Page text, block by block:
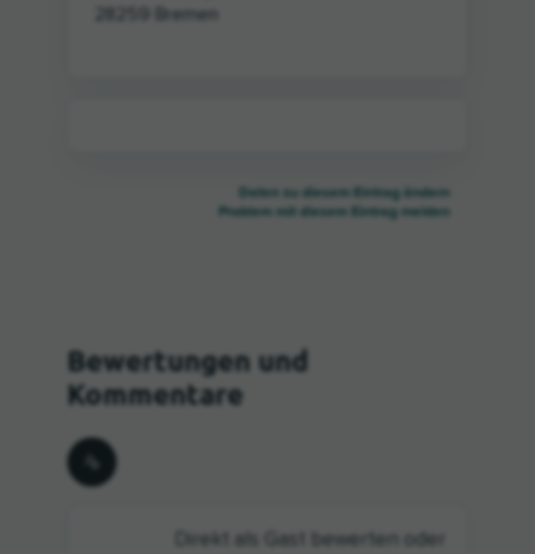
Bremen
Daten zu diesem Eintrag ändern
Problem mit diesem Eintrag melden
Direkt als Gast bewerten oder